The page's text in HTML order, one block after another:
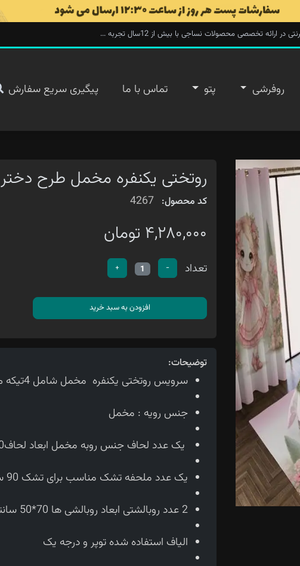
تخصصی محصولات نساجی با بیش از 12سال تجربه ...
روفرشی پتو تماس با ما پیگیری سریع سفارش
روتختی یکنفره مخمل طرح دختر
کد محصول: 4267
۴,۲۸۰,۰۰۰ تومان
تعداد -
1
+
افزودن به سبد خرید
توضیحات:
سرویس روتختی یکنفره مخمل شامل 4تیکه می باشد
جنس رویه : مخمل
یک عدد لحاف جنس روبه مخمل ابعاد لحاف150*210 سانتی متر می باشد.
یک عدد ملحفه تشک مناسب برای تشک 90 سانتی متر
2 عدد روبالشتی ابعاد روبالشی ها 70*50 سانتی متر می باشد.
الیاف استفاده شده توپر و درجه یک